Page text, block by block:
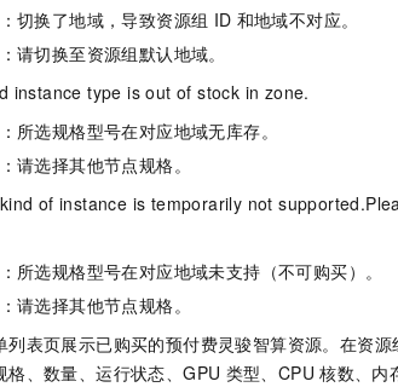
切换了地域，导致资源组 ID 和地域不对应。
请切换至资源组默认地域。
instance type is out of stock in zone.
所选规格型号在对应地域无库存。
请选择其他节点规格。
of instance is temporarily not
所选规格型号在对应地域未支持（不可购买）。
请选择其他节点规格。
列表页展示已购买的预付费灵骏智算资源。在资源
格、数量、运行状态、GPU 类型、CPU 核数、内